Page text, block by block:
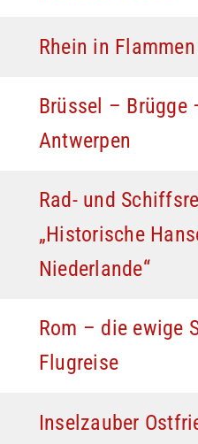
Rhein in Flammen
Brüssel – Brügge
Antwerpen
Rad- und
„Historische
Niederlande“
Rom – die ewige
Flugreise
Inselzauber